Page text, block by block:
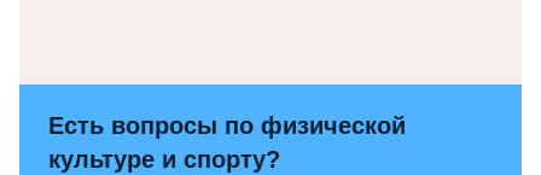
Есть вопросы по физической
культуре и спорту?